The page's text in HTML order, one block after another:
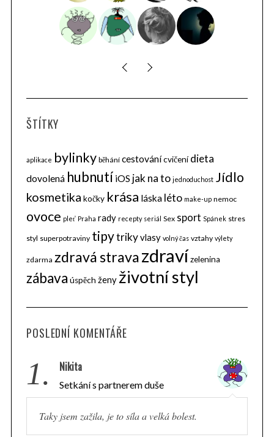
ŠTÍTKY
aplikace bylinky běhání cestovánícvičení dieta
dovolená hubnutí iOS jak na to jednoduchost Jídlo
kosmetika kočky krása láska léto make-up nemoc
ovoce pleť Praha rady recepty seriál Sex sport Spánek stres
styl superpotraviny tipytrikyvlasy volný čas vztahy výlety
zdarma zdravá stravazdravízelenina
zábava úspěch ženy životní styl
POSLEDNÍ KOMENTÁŘE
1. Nikita
Setkání s partnerem duše
Taky jsem zažila, je to síla a velká bolest.